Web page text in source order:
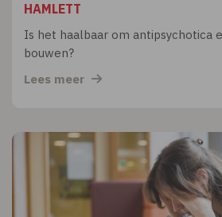
HAMLETT
Is het haalbaar om antipsychotica
bouwen?
Lees meer